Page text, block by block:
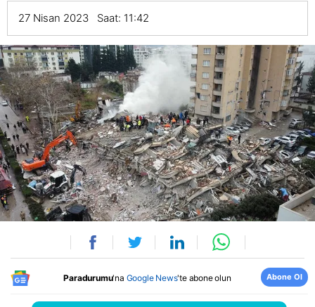
27 Nisan 2023 Saat: 11:42
Paradurumu'na Google News'te abone olun Abone Ol